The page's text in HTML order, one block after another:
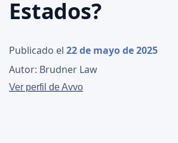
Estados?
Publicado el 22 de mayo de 2025
Autor: Brudner Law
Ver perfil de Avvo